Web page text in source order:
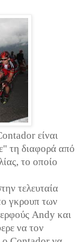
είναι
τη διαφορά από
το οποίο
τελευταία
γκρουπ των
Andy και
να τον